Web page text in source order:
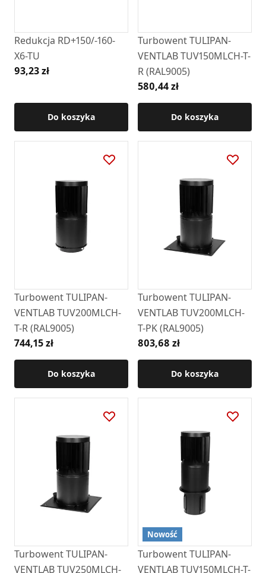
Redukcja RD+150/-160-
X6-TU
93,23 zł
Do koszyka
Turbowent TULIPAN-
VENTLAB TUV150MLCH-T-
R (RAL9005)
580,44 zł
Do koszyka
Turbowent TULIPAN-
VENTLAB TUV200MLCH-
T-R (RAL9005)
744,15 zł
Do koszyka
Turbowent TULIPAN-
VENTLAB TUV200MLCH-
T-PK (RAL9005)
803,68 zł
Do koszyka
Turbowent TULIPAN-
VENTLAB TUV250MLCH-
Nowość
Turbowent TULIPAN-
VENTLAB TUV150MLCH-T-